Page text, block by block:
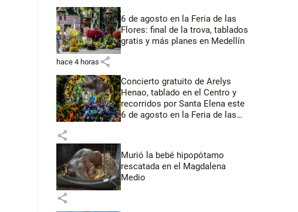
6 de agosto en la Feria de las
Flores: final de la trova, tablados
gratis y más planes en Medellín
hace 4 horas share
Concierto gratuito de Arelys
Henao, tablado en el Centro y
recorridos por Santa Elena este
6 de agosto en la Feria de las
share
Murió la bebé hipopótamo
rescatada en el Magdalena
Medio
share